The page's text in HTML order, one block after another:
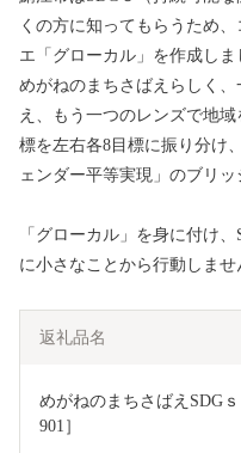
くの方に知ってもらうため
エ「グローカル」を作成しま
めがねのまちさばえらしく
え、もう一つのレンズで地
標を左右各8目標に振り分け
ェンダー平等実現」のブリッ
「グローカル」を身に付け
に小さなことから行動しませ
返礼品名
めがねのまちさばえSDG
901］